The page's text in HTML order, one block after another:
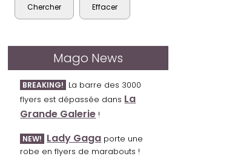
Mago News
BREAKING! La barre des 3000
flyers est dépassée dans La
Grande Galerie !
NEW! Lady Gaga porte une
robe en flyers de marabouts !